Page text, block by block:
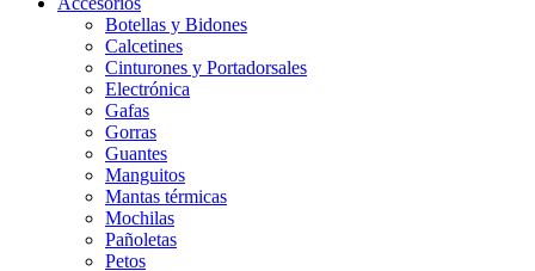
Botellas y Bidones
Calcetines
Cinturones y Portadorsales
Electrónica
Gafas
Gorras
Guantes
Manguitos
Mantas térmicas
Mochilas
Pañoletas
Petos